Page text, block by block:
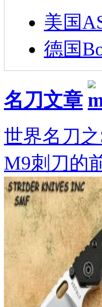
美国
德国
名刀文章
世界名刀
M9刺刀的